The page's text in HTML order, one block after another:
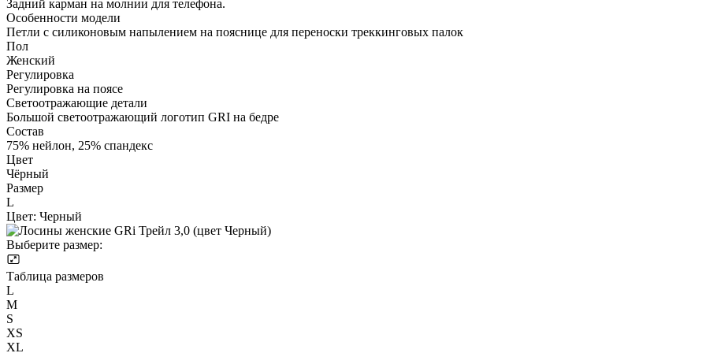
Задний карман на молнии для телефона.
Особенности модели
Петли с силиконовым напылением на пояснице для переноски треккинговых палок
Пол
Женский
Регулировка
Регулировка на поясе
Светоотражающие детали
Большой светоотражающий логотип GRI на бедре
Состав
75% нейлон, 25% спандекс
Цвет
Чёрный
Размер
L
Цвет: Черный
Выберите размер:
Таблица размеров
L
M
S
XS
XL